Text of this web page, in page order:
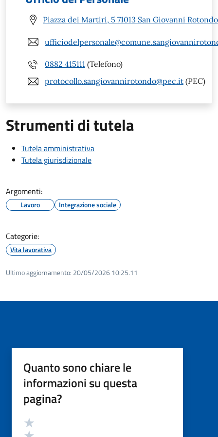
Piazza dei Martiri, 5 71013 San Giovanni
0882 415111 (Telefono)
protocollo.sangiovannirotondo@pec.it (PEC)
Strumenti di tutela
Tutela amministrativa
Tutela giurisdizionale
Argomenti:
Lavoro Integrazione sociale
Categorie:
Vita lavorativa
Ultimo aggiornamento: 20/05/2026 10:25.11
Quanto sono chiare le
informazioni su questa
pagina?
Valutazione